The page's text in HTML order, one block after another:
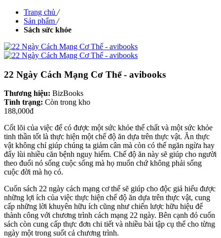
Trang chủ /
Sản phẩm /
Sách sức khỏe
22 Ngày Cách Mạng Cơ Thể - avibooks
Thương hiệu: BizBooks
Tình trạng: Còn trong kho
188,000đ
Cốt lõi của việc để có được một sức khỏe thể chất và một sức khỏe
tinh thần tốt là thực hiện một chế độ ăn dựa trên thực vật. Ăn thực
vật không chỉ giúp chúng ta giảm cân mà còn có thể ngăn ngừa hay
đẩy lùi nhiều căn bệnh nguy hiểm. Chế độ ăn này sẽ giúp cho người
theo đuổi nó sống cuộc sống mà họ muốn chứ không phải sống
cuộc đời mà họ có.
Cuốn sách 22 ngày cách mạng cơ thể sẽ giúp cho độc giả hiểu được
những lợi ích của việc thực hiện chế độ ăn dựa trên thực vật, cung
cấp những lời khuyên hữu ích cũng như chiến lược hữu hiệu để
thành công với chương trình cách mạng 22 ngày. Bên cạnh đó cuốn
sách còn cung cấp thực đơn chi tiết và nhiều bài tập cụ thể cho từng
ngày một trong suốt cả chương trình.